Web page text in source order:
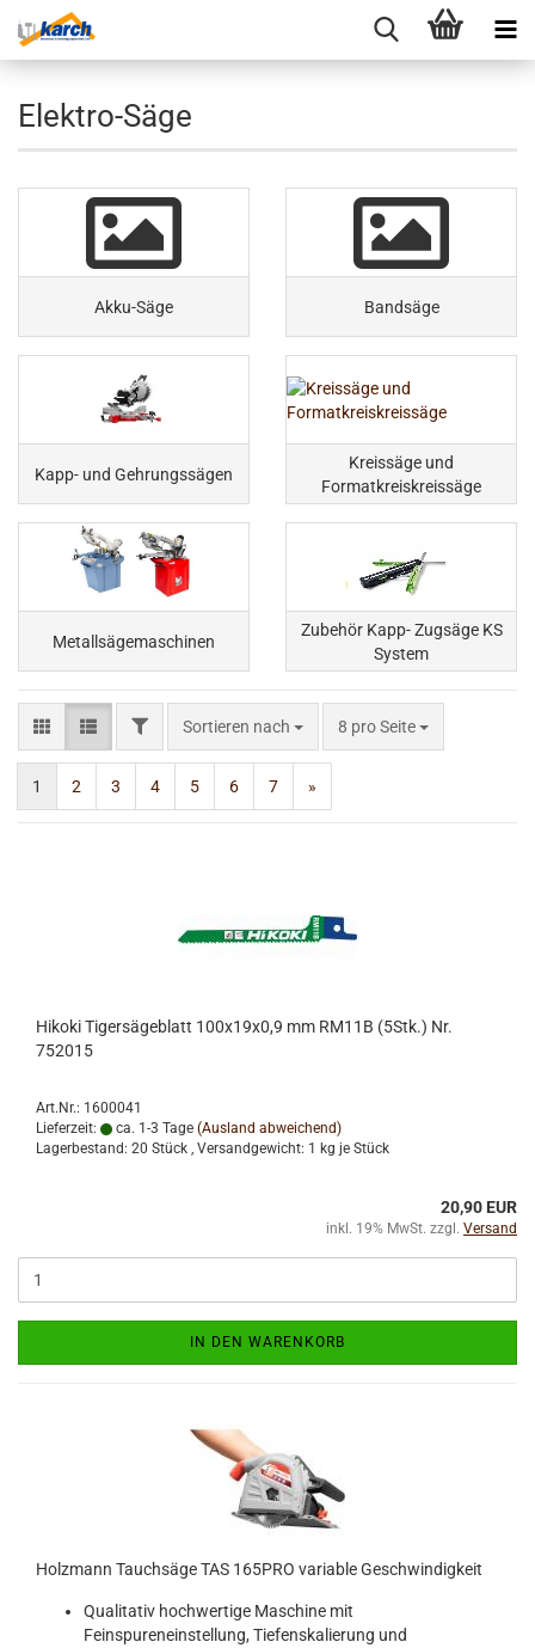
Elektro-Säge
Akku-Säge Bandsäge
Kapp- und Gehrungssägen
Kreissäge und
Formatkreiskreissäge
Metallsägemaschinen
Zubehör Kapp- Zugsäge KS
System
FILTERSortieren nach
Sortieren nach 8 pro Seite
pro Seite
1 2 3 4 5 6 7 »
Hikoki Tigersägeblatt 100x19x0,9 mm RM11B (5Stk.) Nr.
752015
Art.Nr.: 1600041
Lieferzeit:
ca. 1-3 Tage (Ausland abweichend)
Lagerbestand: 20 Stück , Versandgewicht: 1 kg je Stück
20,90 EUR
inkl. 19% MwSt. zzgl. Versand
IN DEN WARENKORB
Holzmann Tauchsäge TAS 165PRO variable Geschwindigkeit
Qualitativ hochwertige Maschine mit
Feinspureneinstellung, Tiefenskalierung und